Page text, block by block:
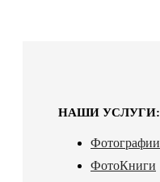
НАШИ УСЛУГИ:
Фотографии
ФотоКниги